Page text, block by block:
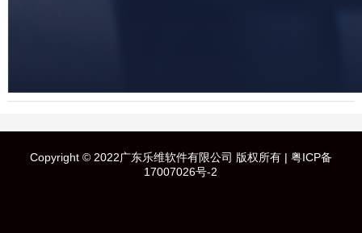
Copyright © 2022广东乐维软件有限公司 版权所有 | 粤ICP备
17007026号-2